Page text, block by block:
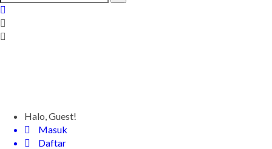
Halo, Guest!
Masuk
Daftar